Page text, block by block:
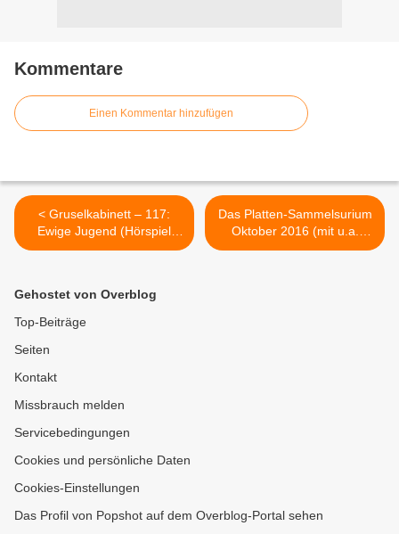
Kommentare
Einen Kommentar hinzufügen
< Gruselkabinett – 117:
Ewige Jugend (Hörspiel
nach L. von Sacher-
Das Platten-Sammelsurium
Oktober 2016 (mit u.a.
Goldroger und Big Famili) >
Gehostet von Overblog
Top-Beiträge
Seiten
Kontakt
Missbrauch melden
Servicebedingungen
Cookies und persönliche Daten
Cookies-Einstellungen
Das Profil von Popshot auf dem Overblog-Portal sehen